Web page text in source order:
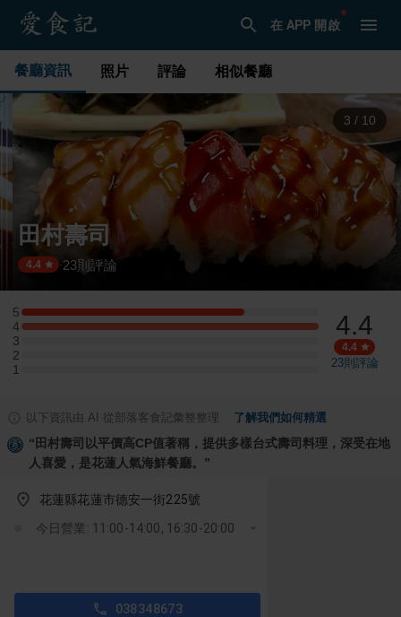
在 APP 開啟
餐廳資訊 照片 評論 相似餐廳
3 / 10
田村壽司
4.4 ·23則評論
5
5 星：3 則評論
4
4 星：4 則評論
3
3 星：0 則評論
2
2 星：0 則評論
1
1 星：0 則評論
4.4
4.4
23則評論
以下資訊由 AI 從部落客食記彙整整理 了解我們如何精選
“ 田村壽司以平價高CP值著稱，提供多樣台式壽司料理，深受在地
人喜愛，是花蓮人氣海鮮餐廳。 ”
花蓮縣花蓮市德安一街225號
今日營業: 11:00-14:00, 16:30-20:00
038348673